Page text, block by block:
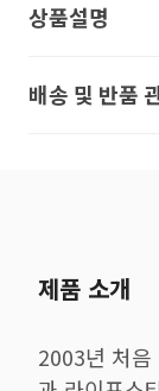
상품설명
배송 및 반품
제품 소개
2003년 처